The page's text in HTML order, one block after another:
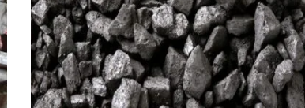
Rice
Sugandha White
Sella Rice
Sharabti White Sella
Liquid Animal Glue
Animal Glue Beads